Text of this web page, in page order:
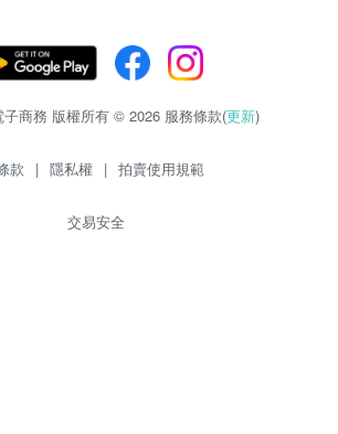
子商務 版權所有 © 2026 服務條款(更新)
款 | 隱私權 | 拍賣使用規範
交易安全